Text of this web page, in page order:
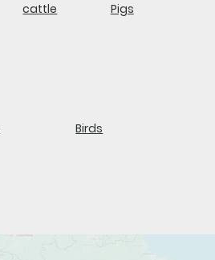
cattle
Birds
Pigs